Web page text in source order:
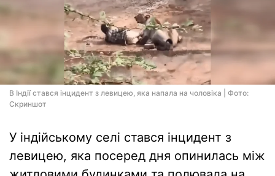
В Індії стався інцидент з левицею, яка напала на чоловіка | Фото:
Скриншот
У індійському селі стався інцидент з
левицею, яка посеред дня опинилась між